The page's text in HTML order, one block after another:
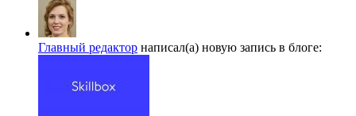
Главный редактор написал(а) новую запись в блоге: